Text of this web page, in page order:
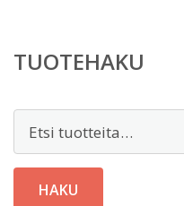
TUOTEHAKU
HAKU